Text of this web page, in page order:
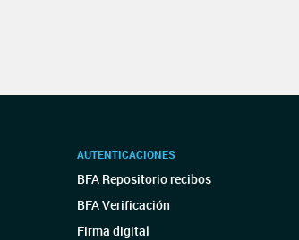
AUTENTICACIONES
BFA Repositorio recibos
BFA Verificación
Firma digital